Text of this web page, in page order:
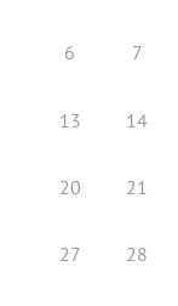
6 7
13 14
20 21
27 28